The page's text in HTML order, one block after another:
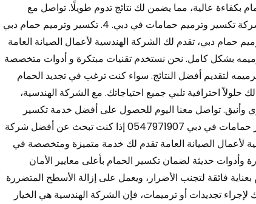
بكفاءة عالية، مما يضمن لك نتائج تدوم طويلًا. تواصل مع
الشركة الهندسية الآن للحصول على أفضل شركة تكسير وترميم حمامات في دبي. 4. تكسير وترميم حمام دبي
وترميم حمام دبي، تقدم لك الشركة الهندسية لأعمال الصيانة العامة
بشكل كامل. نحن نستخدم تقنيات مبتكرة و أدوات متخصصة
لتقديم أفضل النتائج. سواء كنت ترغب في تجديد الحمام
حلولاً احترافية تلبي جميع احتياجاتك. مع الشركة الهندسية،
تواصل معنا اليوم للحصول على أفضل خدمة تكسير
وترميم حمام في دبي. 5. أفضل شركة تكسير حمامات في دبي 0547971907 إذا كنت تبحث عن أفضل شركة
لأعمال الصيانة العامة تقدم لك خدمة متميزة ومتخصصة في
حديثة لضمان تكسير الحمام بأعلى معايير الأمان
بعناية فائقة لتجنب الأضرار، ويعمل على إزالة الأسطح المتضررة
تجديدات أو ترميمات، فإن الشركة الهندسية هي الخيار